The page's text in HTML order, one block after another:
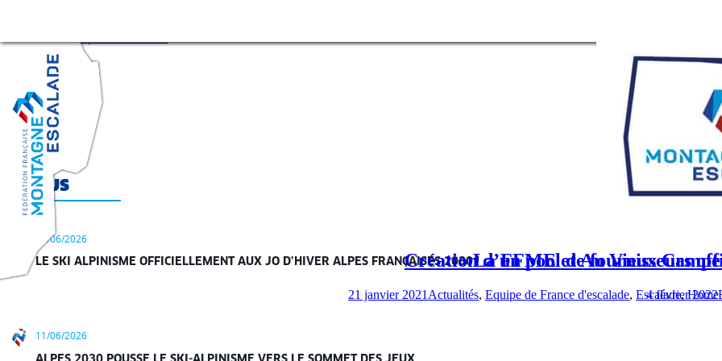
Création d’un pool de fournisseurs
4 février 2022
La FFME et Au Vieux
21 janvier 2021 Actualités, Equipe de France d'escalade, Escalade,Home
Fiches
Page
sécurité Fiches
techniques Fiches
santé
Actus
25/06/2026
LE SKI ALPINISME OFFICIELLEMENT AUX JO D’HIVER ALPES FRANÇAISES 2030 !
11/06/2026